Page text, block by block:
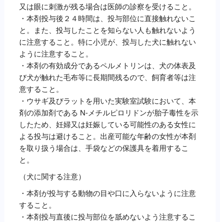
又は眼に刺激が残る場合は医師の診察を受けること。
・本剤投与後２４時間は、投与部位に直接触れないこ
と。また、投与したことを知らない人も触れないよう
に注意すること。特に小児が、投与した犬に触れない
ように注意すること。
・本剤の有効成分であるペルメトリンは、犬の体表及
び犬が触れた毛布等に長期間残るので、飼育者等は注
意すること。
・ウサギ及びラットを用いた実験室試験において、本
剤の添加剤である N‐メチルピロリドンが胎子毒性を示
したため、妊婦又は妊娠している可能性のある女性に
よる投与は避けること。出産可能な年齢の女性が本剤
を取り扱う場合は、手袋などの保護具を着用するこ
と。
（犬に関する注意）
・本剤が投与する動物の目や口に入らないように注意
すること。
・本剤投与直後に投与部位を舐めないよう注意するこ